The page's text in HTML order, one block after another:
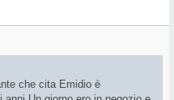
che cita Emidio è